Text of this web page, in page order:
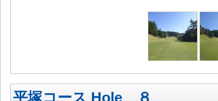
平塚コース Hole ８